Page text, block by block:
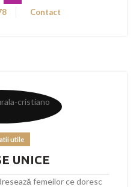
Contact
utile
UNICE
femeilor ce doresc